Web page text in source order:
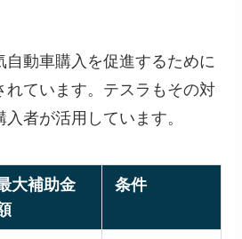
自動車購入を促進するために
れています。テスラもその対
者が活用しています。
大補助金
条件